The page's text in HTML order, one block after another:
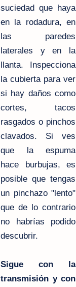
suciedad que haya
en la rodadura, en
las paredes
laterales y en la
llanta. Inspecciona
la cubierta para ver
si hay daños como
cortes, tacos
rasgados o pinchos
clavados. Si ves
que la espuma
hace burbujas, es
posible que tengas
un pinchazo "lento"
que de lo contrario
no habrías podido
descubrir.
Sigue con la
transmisión y con